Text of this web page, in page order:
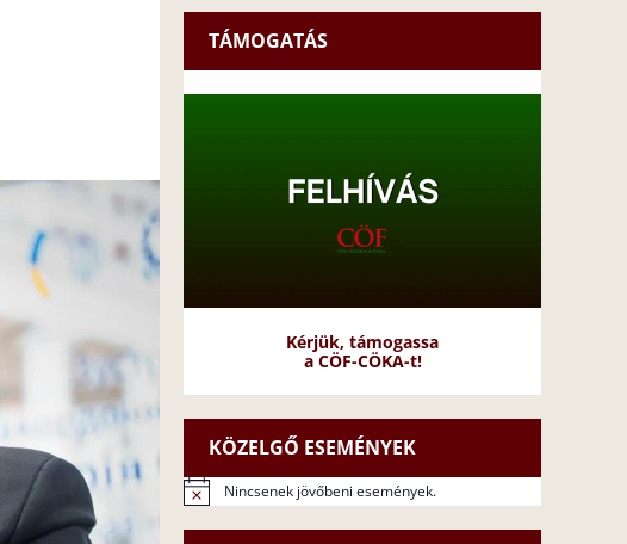
TÁMOGATÁS
Kérjük, támogassa
a CÖF-CÖKA-t!
KÖZELGŐ ESEMÉNYEK
N
t
Nincsenek jövőbeni események.